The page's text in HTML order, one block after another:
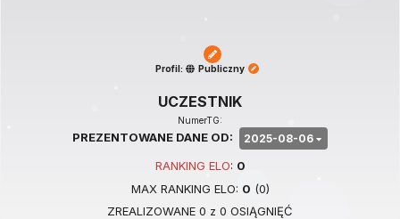
Profil: Publiczny
UCZESTNIK
NumerTG:
PREZENTOWANE DANE OD: 2025-08-06
RANKING ELO: 0
MAX RANKING ELO: 0 (0)
ZREALIZOWANE 0 z 0 OSIĄGNIĘĆ